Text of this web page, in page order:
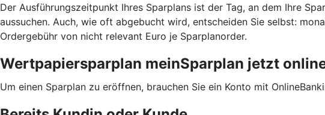
Der Ausführungszeitpunkt Ihres Sparplans ist der Tag, an dem Ihre
aussuchen. Auch, wie oft abgebucht wird, entscheiden Sie selbst:
Ordergebühr von nicht relevant Euro je Sparplanorder.
Wertpapiersparplan meinSparplan jetzt
Um einen Sparplan zu eröffnen, brauchen Sie ein Konto mit